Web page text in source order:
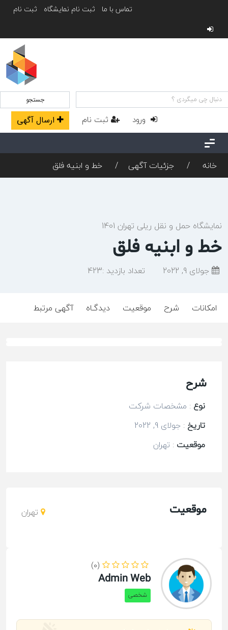
تماس با ما ثبت نام نمایشگاه ثبت نام
جستجو
ورود ثبت نام ارسال آگهی
خانه جزئیات آگهی خط و ابنیه فلق
نمایشگاه حمل و نقل ریلی تهران 1401
خط و ابنیه فلق
جولای 9, 2022 تعداد بازدید :423
امکانات شرح موقعیت دیدگـاه آگهی مرتبط
شرح
نوع : مشخصات شرکت
تاریخ : جولای 9, 2022
موقعیت : تهران
موقعیت تهران
(0)
Admin Web
شخصی